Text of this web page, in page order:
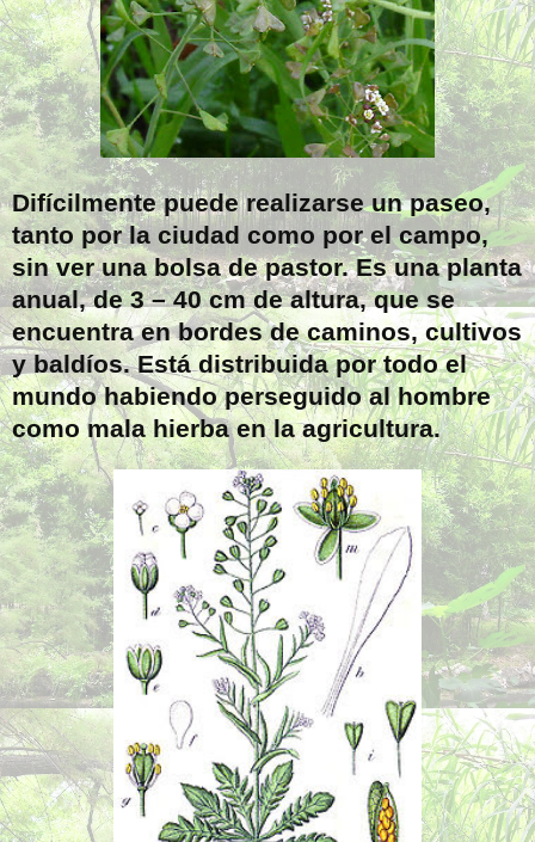
Difícilmente puede realizarse un paseo,
tanto por la ciudad como por el campo,
sin ver una bolsa de pastor. Es una planta
anual, de 3 –40 cmde altura, que se
encuentra en bordes de caminos, cultivos
y baldíos. Está distribuida por todo el
mundo habiendo perseguido al hombre
como mala hierba en la agricultura.